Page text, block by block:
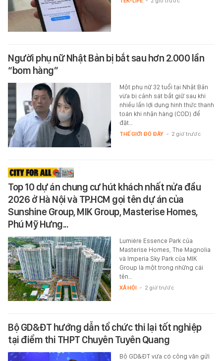
Người phụ nữ Nhật Bản bị bắt sau hơn 2.000 lần
“bom hàng”
Một phụ nữ 32 tuổi tại Nhật Bản
vừa bị cảnh sát bắt giữ sau khi
nhiều lần lợi dụng hình thức thanh
toán khi nhận hàng (COD) để
đặt…
THẾ GIỚI ĐÓ ĐÂY - 2 giờ trước
Top 10 dự án chung cư hút khách nhất nửa đầu
2026 ở Hà Nội và TP.HCM gọi tên dự án của
Sunshine Group, MIK Group, Masterise Homes,
Phú Mỹ Hưng...
Lumière Essence Park của
Masterise Homes, The Magnolia
và Imperia Sky Park của MIK
Group là một trong những cái
tên…
XÃ HỘI - 2 giờ trước
Bộ GD&ĐT hướng dẫn tổ chức thi lại tốt nghiệp
tại điểm thi THPT Chuyên Tuyên Quang
Bộ GD&ĐT vừa có công văn gửi